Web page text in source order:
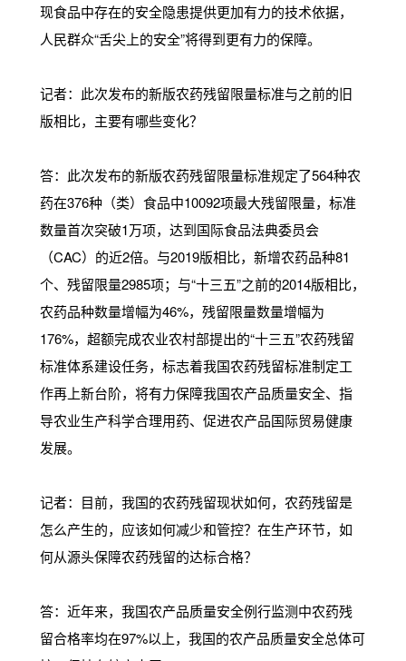
现食品中存在的安全隐患提供更加有力的技术依据，
人民群众“舌尖上的安全”将得到更有力的保障。
记者：此次发布的新版农药残留限量标准与之前的旧
版相比，主要有哪些变化？
答：此次发布的新版农药残留限量标准规定了564种农
药在376种（类）食品中10092项最大残留限量，标准
数量首次突破1万项，达到国际食品法典委员会
（CAC）的近2倍。与2019版相比，新增农药品种81
个、残留限量2985项；与“十三五”之前的2014版相比，
农药品种数量增幅为46%，残留限量数量增幅为
176%，超额完成农业农村部提出的“十三五”农药残留
标准体系建设任务，标志着我国农药残留标准制定工
作再上新台阶，将有力保障我国农产品质量安全、指
导农业生产科学合理用药、促进农产品国际贸易健康
发展。
记者：目前，我国的农药残留现状如何，农药残留是
怎么产生的，应该如何减少和管控？在生产环节，如
何从源头保障农药残留的达标合格？
答：近年来，我国农产品质量安全例行监测中农药残
留合格率均在97%以上，我国的农产品质量安全总体可